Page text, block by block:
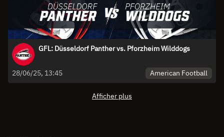
GFL: Düsseldorf Panther vs. Pforzheim Wilddogs
28/06/25, 13:45 American Football
Afficher plus